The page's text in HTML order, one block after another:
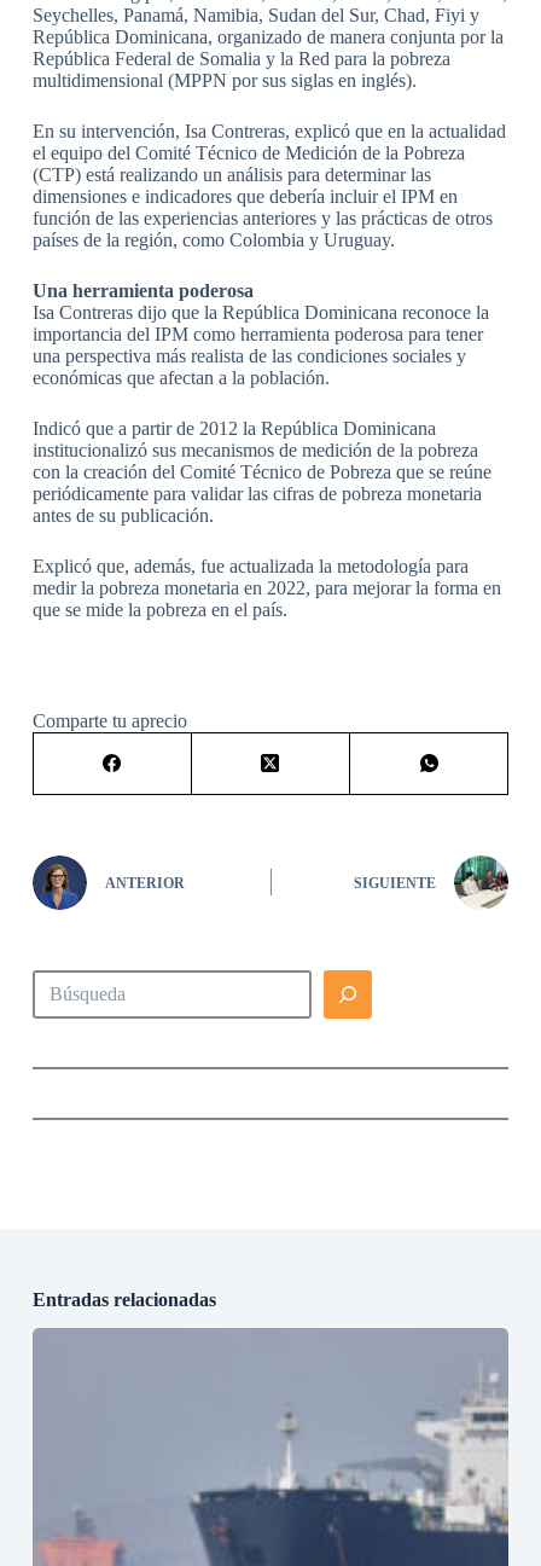
Seychelles, Panamá, Namibia, Sudan del Sur, Chad, Fiyi y
República Dominicana, organizado de manera conjunta por la
República Federal de Somalia y la Red para la pobreza
multidimensional (MPPN por sus siglas en inglés).
En su intervención, Isa Contreras, explicó que en la actualidad
el equipo del Comité Técnico de Medición de la Pobreza
(CTP) está realizando un análisis para determinar las
dimensiones e indicadores que debería incluir el IPM en
función de las experiencias anteriores y las prácticas de otros
países de la región, como Colombia y Uruguay.
Una herramienta poderosa
Isa Contreras dijo que la República Dominicana reconoce la
importancia del IPM como herramienta poderosa para tener
una perspectiva más realista de las condiciones sociales y
económicas que afectan a la población.
Indicó que a partir de 2012 la República Dominicana
institucionalizó sus mecanismos de medición de la pobreza
con la creación del Comité Técnico de Pobreza que se reúne
periódicamente para validar las cifras de pobreza monetaria
antes de su publicación.
Explicó que, además, fue actualizada la metodología para
medir la pobreza monetaria en 2022, para mejorar la forma en
que se mide la pobreza en el país.
Comparte tu aprecio
ANTERIOR SIGUIENTE
Buscar
Entradas relacionadas